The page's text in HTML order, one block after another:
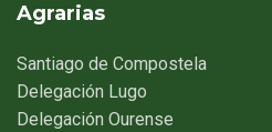
Agrarias
Santiago de Compostela
Delegación Lugo
Delegación Ourense